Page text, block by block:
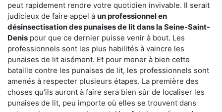
peut rapidement rendre votre quotidien invivable. Il serait
judicieux de faire appel à un professionnel en
désinsectisation des punaises de lit dans la Seine-Saint-
Denis pour que ce dernier puisse venir à bout. Les
professionnels sont les plus habilités à vaincre les
punaises de lit aisément. Et pour mener à bien cette
bataille contre les punaises de lit, les professionnels sont
amenés à respecter plusieurs étapes. La première des
choses qu’ils auront à faire sera bien sûr de localiser les
punaises de lit, peu importe où elles se trouvent dans